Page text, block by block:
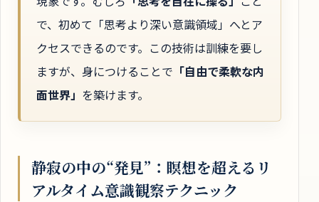
で、初めて「思考より深い意識領域」へとア
クセスできるのです。この技術は訓練を要し
ますが、身につけることで 「自由で柔軟な内
面世界」 を築けます。
静寂の中の“発見”：瞑想を超えるリ
アルタイム意識観察テクニック